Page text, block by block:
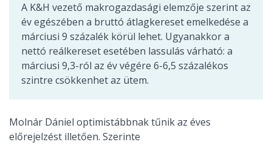
A K&H vezető makrogazdasági elemzője szerint az
év egészében a bruttó átlagkereset emelkedése a
márciusi 9 százalék körül lehet. Ugyanakkor a
nettó reálkereset esetében lassulás várható: a
márciusi 9,3-ról az év végére 6-6,5 százalékos
szintre csökkenhet az ütem.
Molnár Dániel optimistábbnak tűnik az éves
előrejelzést illetően. Szerinte